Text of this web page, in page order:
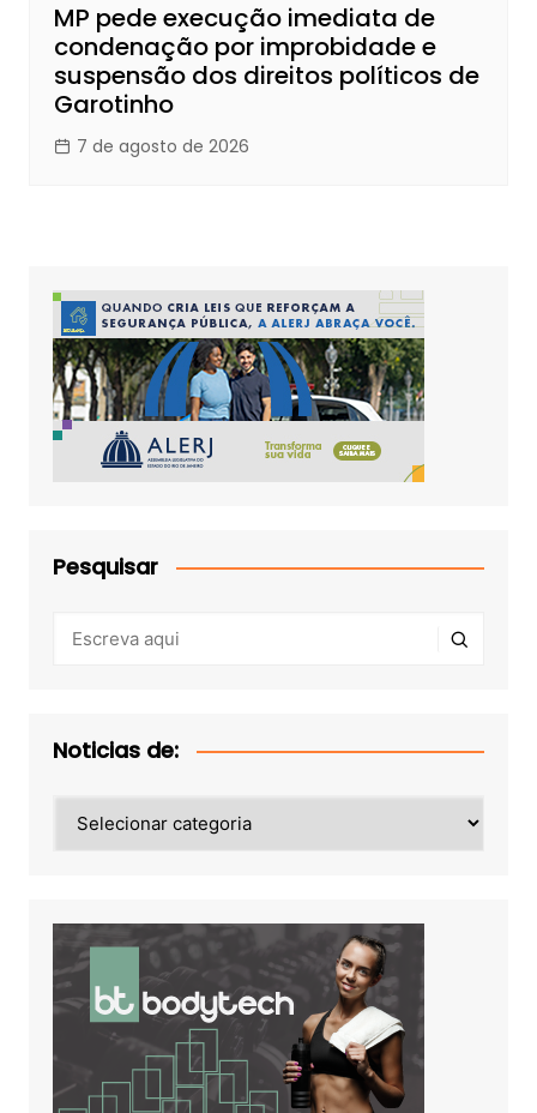
MP pede execução imediata de
condenação por improbidade e
suspensão dos direitos políticos de
Garotinho
7 de agosto de 2026
Pesquisar
Noticias de:
de: